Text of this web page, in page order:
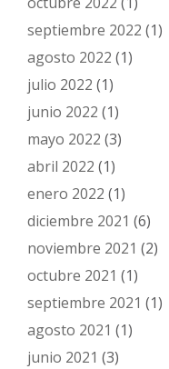
septiembre 2022 (1)
agosto 2022 (1)
julio 2022 (1)
junio 2022 (1)
mayo 2022 (3)
abril 2022 (1)
enero 2022 (1)
diciembre 2021 (6)
noviembre 2021 (2)
octubre 2021 (1)
septiembre 2021 (1)
agosto 2021 (1)
junio 2021 (3)